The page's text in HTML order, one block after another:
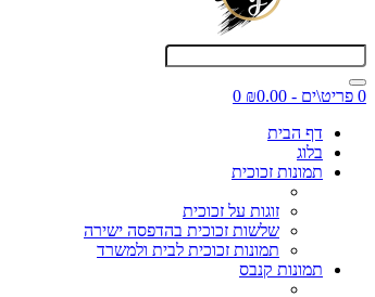
0 פריט\ים - ₪0.00
0
דף הבית
בלוג
תמונות זכוכית
זוגות על זכוכית
שלשות זכוכית בהדפסה ישירה
תמונות זכוכית לבית ולמשרד
תמונות קנבס